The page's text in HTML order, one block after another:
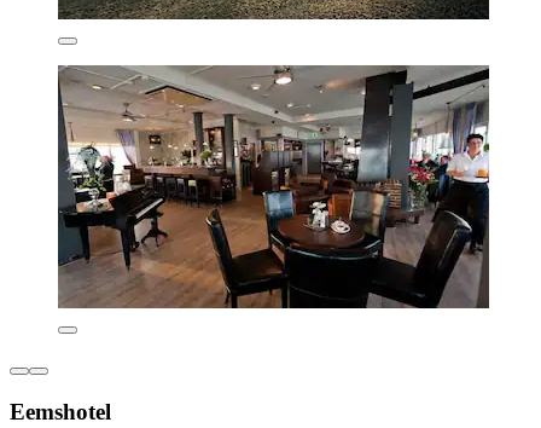
Eemshotel